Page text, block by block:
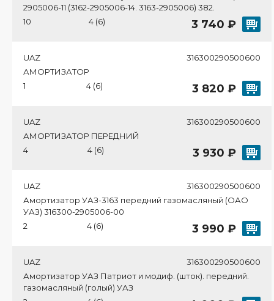
2905006-11 (3162-2905006-14. 3163-2905006) 382.
10
4 (6) 3 740 ₽
UAZ
316300290500600
АМОРТИЗАТОР
1
4 (6) 3 820 ₽
UAZ
316300290500600
АМОРТИЗАТОР ПЕРЕДНИЙ
4
4 (6) 3 930 ₽
UAZ
316300290500600
Амортизатор УАЗ-3163 передний газомасляный (ОАО
УАЗ) 316300-2905006-00
2
4 (6) 3 990 ₽
UAZ
316300290500600
Амортизатор УАЗ Патриот и модиф. (шток). передний.
газомасляный (голый) УАЗ